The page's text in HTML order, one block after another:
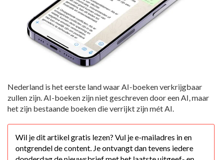
Nederland is het eerste land waar AI-boeken verkrijgbaar
zullen zijn. AI-boeken zijn niet geschreven door een AI, maar
het zijn bestaande boeken die verrijkt zijn mét AI.
Wil je dit artikel gratis lezen? Vul je e-mailadres in en
ontgrendel de content. Je ontvangt dan tevens iedere